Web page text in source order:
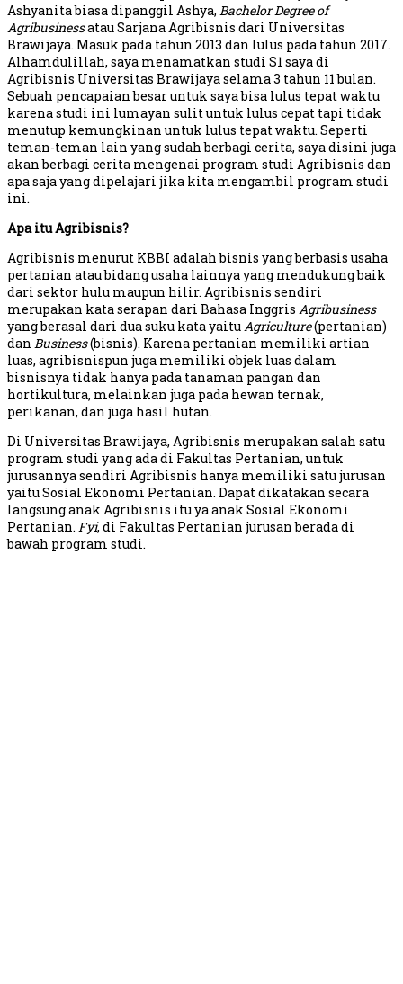
Ashyanita biasa dipanggil Ashya, Bachelor Degree of
Agribusinessatau Sarjana Agribisnis dari Universitas
Brawijaya. Masuk pada tahun 2013 dan lulus pada tahun 2017.
Alhamdulillah, saya menamatkan studi S1 saya di
Agribisnis Universitas Brawijaya selama 3 tahun 11 bulan.
Sebuah pencapaian besar untuk saya bisa lulus tepat waktu
karena studi ini lumayan sulit untuk lulus cepat tapi tidak
menutup kemungkinan untuk lulus tepat waktu. Seperti
teman-teman lain yang sudah berbagi cerita, saya disini juga
akan berbagi cerita mengenai program studi Agribisnis dan
apa saja yang dipelajari jika kita mengambil program studi
ini.
Apa itu Agribisnis?
Agribisnis menurut KBBI adalah bisnis yang berbasis usaha
pertanian atau bidang usaha lainnya yang mendukung baik
dari sektor hulu maupun hilir. Agribisnis sendiri
merupakan kata serapan dari Bahasa Inggris Agribusiness
yang berasal dari dua suku kata yaituAgriculture(pertanian)
dan Business(bisnis). Karena pertanian memiliki artian
luas, agribisnispun juga memiliki objek luas dalam
bisnisnya tidak hanya pada tanaman pangan dan
hortikultura, melainkan juga pada hewan ternak,
perikanan, dan juga hasil hutan.
Di Universitas Brawijaya, Agribisnis merupakan salah satu
program studi yang ada di Fakultas Pertanian, untuk
jurusannya sendiri Agribisnis hanya memiliki satu jurusan
yaitu Sosial Ekonomi Pertanian. Dapat dikatakan secara
langsung anak Agribisnis itu ya anak Sosial Ekonomi
Pertanian. Fyi, di Fakultas Pertanian jurusan berada di
bawah program studi.